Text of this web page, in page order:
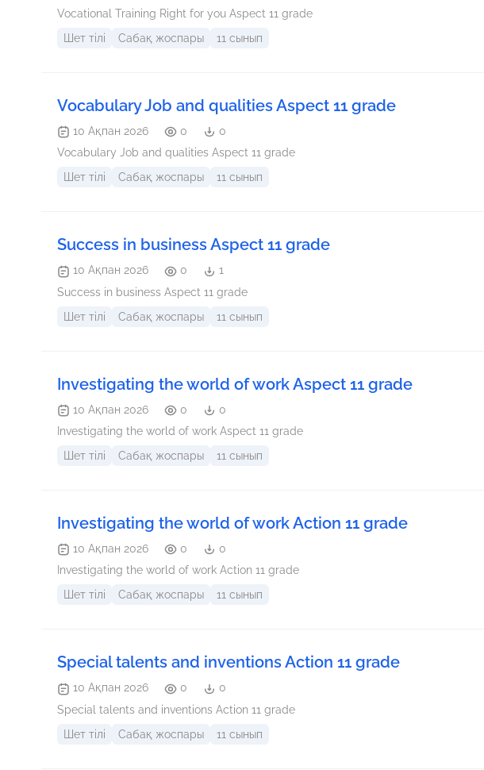
Vocational Training Right for you Aspect 11 grade
Шет тілі
Сабақ жоспары 11 сынып
Vocabulary Job and qualities Aspect 11 grade
10 Ақпан 2026 0
0
Vocabulary Job and qualities Aspect 11 grade
Шет тілі
Сабақ жоспары 11 сынып
Success in business Aspect 11 grade
10 Ақпан 2026 0
1
Success in business Aspect 11 grade
Шет тілі
Сабақ жоспары 11 сынып
Investigating the world of work Aspect 11 grade
10 Ақпан 2026 0
0
Investigating the world of work Aspect 11 grade
Шет тілі
Сабақ жоспары 11 сынып
Investigating the world of work Action 11 grade
10 Ақпан 2026 0
0
Investigating the world of work Action 11 grade
Шет тілі
Сабақ жоспары 11 сынып
Special talents and inventions Action 11 grade
10 Ақпан 2026 0
0
Special talents and inventions Action 11 grade
Шет тілі
Сабақ жоспары 11 сынып